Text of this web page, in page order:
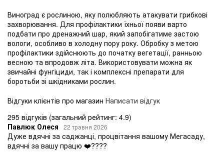
Виноград є рослиною, яку полюбляють атакувати грибкові
захворювання. Для профілактики їхньої появи варто
подбати про дренажний шар, який запобігатиме застою
вологи, особливо в холодну пору року. Обробку з метою
профілактики здійснюють до початку вегетації, ранньою
весною та впродовж літа. Використовувати можна як
звичайні фунгіциди, так і комплексні препарати для
боротьби зі шкідниками рослин.
Відгуки клієнтів про магазин Написати відгук
295 відгуків (загальний рейтинг: 4.9)
Павлюк Олеся
22 травня 2026
Дуже вдячні за саджанці, процвітання вашому Мегасаду,
вдячні за вашу працю ❤️????